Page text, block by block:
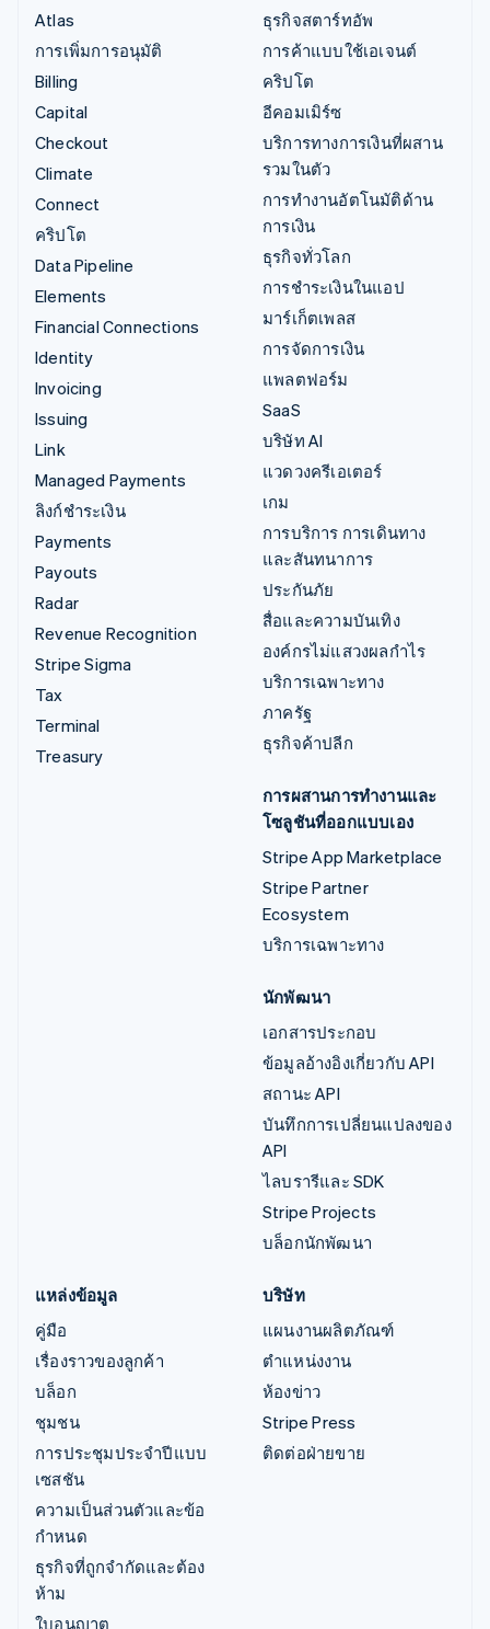
Atlas
การเพิ่มการอนุมัติ
Billing
Capital
Checkout
Climate
Connect
คริปโต
Data Pipeline
Elements
Financial Connections
Identity
Invoicing
Issuing
Link
Managed Payments
ลิงก์ชำระเงิน
Payments
Payouts
Radar
Revenue Recognition
Stripe Sigma
Tax
Terminal
Treasury
ธุรกิจสตาร์ทอัพ
การค้าแบบใช้เอเจนต์
คริปโต
อีคอมเมิร์ซ
บริการทางการเงินที่ผสาน
รวมในตัว
การทำงานอัตโนมัติด้าน
การเงิน
ธุรกิจทั่วโลก
การชำระเงินในแอป
มาร์เก็ตเพลส
การจัดการเงิน
แพลตฟอร์ม
SaaS
บริษัท AI
แวดวงครีเอเตอร์
เกม
การบริการ การเดินทาง
และสันทนาการ
ประกันภัย
สื่อและความบันเทิง
องค์กรไม่แสวงผลกำไร
บริการเฉพาะทาง
ภาครัฐ
ธุรกิจค้าปลีก
การผสานการทำงานและ
โซลูชันที่ออกแบบเอง
Stripe App Marketplace
Stripe Partner
Ecosystem
บริการเฉพาะทาง
นักพัฒนา
เอกสารประกอบ
ข้อมูลอ้างอิงเกี่ยวกับ API
สถานะ API
บันทึกการเปลี่ยนแปลงของ
API
ไลบรารีและ SDK
Stripe Projects
บล็อกนักพัฒนา
แหล่งข้อมูล
คู่มือ
เรื่องราวของลูกค้า
บล็อก
ชุมชน
การประชุมประจำปีแบบ
เซสชัน
ความเป็นส่วนตัวและข้อ
กำหนด
ธุรกิจที่ถูกจำกัดและต้อง
ห้าม
ใบอนุญาต
บริษัท
แผนงานผลิตภัณฑ์
ตำแหน่งงาน
ห้องข่าว
Stripe Press
ติดต่อฝ่ายขาย